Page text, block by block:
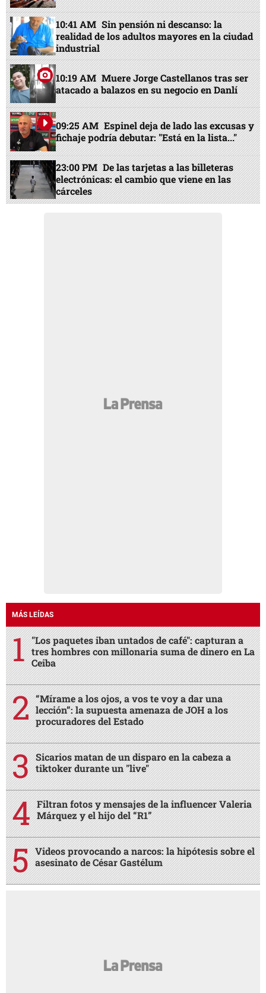
10:41 AM Sin pensión ni descanso: la
realidad de los adultos mayores en la ciudad
industrial
10:19 AM Muere Jorge Castellanos tras ser
atacado a balazos en su negocio en Danlí
09:25 AM Espinel deja de lado las excusas y
fichaje podría debutar: "Está en la lista..."
23:00 PM De las tarjetas a las billeteras
electrónicas: el cambio que viene en las
cárceles
MÁS LEÍDAS
"Los paquetes iban untados de café": capturan a
tres hombres con millonaria suma de dinero en La
Ceiba
“Mírame a los ojos, a vos te voy a dar una
lección”: la supuesta amenaza de JOH a los
procuradores del Estado
Sicarios matan de un disparo en la cabeza a
tiktoker durante un "live"
Filtran fotos y mensajes de la influencer Valeria
Márquez y el hijo del “R1”
Videos provocando a narcos: la hipótesis sobre el
asesinato de César Gastélum